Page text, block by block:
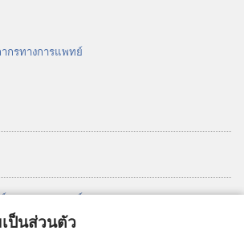
ป็นส่วนตัว
กร​ทาง​การ​แพทย์
ของวอชเทาเวอร์